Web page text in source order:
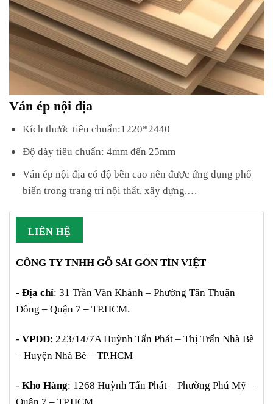
Ván ép nội địa
Kích thước tiêu chuẩn:1220*2440
Độ dày tiêu chuẩn: 4mm đến 25mm
Ván ép nội địa có độ bền cao nên được ứng dụng phổ
biến trong trang trí nội thất, xây dựng,…
LIÊN HỆ
CÔNG TY TNHH GỖ SÀI GÒN TÍN VIỆT
- Địa chỉ: 31 Trần Văn Khánh – Phường Tân Thuận
Đông – Quận 7 – TP.HCM.
- VPĐD: 223/14/7A Huỳnh Tấn Phát – Thị Trấn Nhà Bè
– Huyện Nhà Bè – TP.HCM
- Kho Hàng: 1268 Huỳnh Tấn Phát – Phường Phú Mỹ –
Quận 7 – TP.HCM